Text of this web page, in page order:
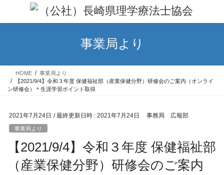
テ
ス
ゲ
ン
事業局より
HOME
事業局より
【2021/9/4】令和３年度 保健福祉部（産業保健分野）研修会のご案内（オンライ
ン研修会）＊生涯学習ポイント取得
2021年7月24日 / 最終更新日時 : 2021年7月24日 事務局 広報部
事業局より
【2021/9/4】令和３年度 保健福祉部
（産業保健分野）研修会のご案内